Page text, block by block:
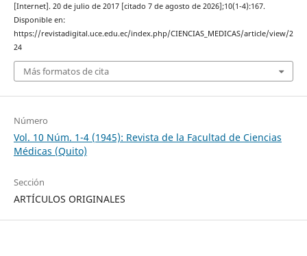
[Internet]. 20 de julio de 2017 [citado 7 de agosto de 2026];10(1-4):167.
Disponible en:
https://revistadigital.uce.edu.ec/index.php/CIENCIAS_MEDICAS/article/view/2
24
Más formatos de cita
Número
Vol. 10 Núm. 1-4 (1945): Revista de la Facultad de Ciencias
Médicas (Quito)
Sección
ARTÍCULOS ORIGINALES